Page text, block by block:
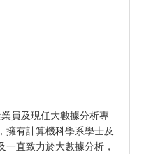
員及現任大數據分析專
擁有計算機科學系學士及
直致力於大數據分析，